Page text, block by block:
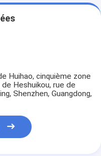
Huihao, cinquième zone
Heshuikou, rue de
Shenzhen, Guangdong,